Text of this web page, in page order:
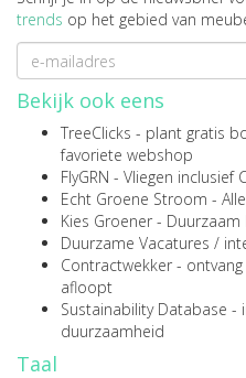
trends op het gebied van
Bekijk ook eens
TreeClicks - plant gratis
favoriete webshop
FlyGRN - Vliegen inclusief
Echt Groene Stroom -
Kies Groener - Duurzaam
Duurzame Vacatures /
Contractwekker -
afloopt
Sustainability Database -
duurzaamheid
Taal